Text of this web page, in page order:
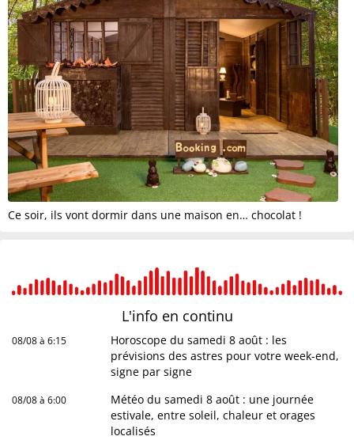
Ce soir, ils vont dormir dans une maison en… chocolat !
L'info en continu
08/08 à 6:15
Horoscope du samedi 8 août : les
prévisions des astres pour votre week-end,
signe par signe
08/08 à 6:00
Météo du samedi 8 août : une journée
estivale, entre soleil, chaleur et orages
localisés